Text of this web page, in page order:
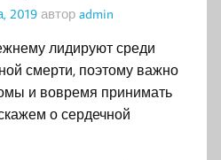
2019 автор admin
лидируют среди
смерти, поэтому важно
и вовремя принимать
о сердечной